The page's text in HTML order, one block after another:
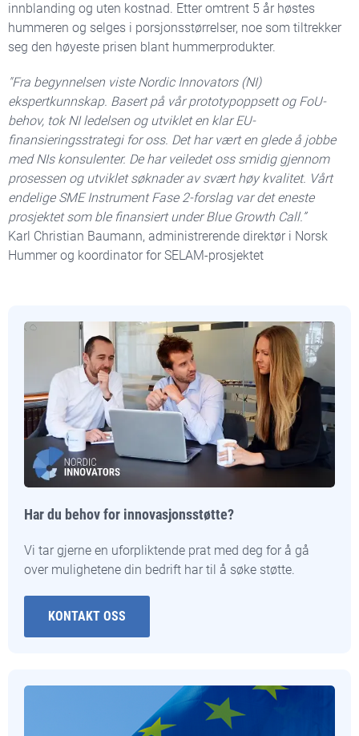
innblanding og uten kostnad. Etter omtrent 5 år høstes
hummeren og selges i porsjonsstørrelser, noe som tiltrekker
seg den høyeste prisen blant hummerprodukter.
"Fra begynnelsen viste Nordic Innovators (NI)
ekspertkunnskap. Basert på vår prototypoppsett og FoU-
behov, tok NI ledelsen og utviklet en klar EU-
finansieringsstrategi for oss. Det har vært en glede å jobbe
med NIs konsulenter. De har veiledet oss smidig gjennom
prosessen og utviklet søknader av svært høy kvalitet. Vårt
endelige SME Instrument Fase 2-forslag var det eneste
prosjektet som ble finansiert under Blue Growth Call.”
Karl Christian Baumann, administrerende direktør i Norsk
Hummer og koordinator for SELAM-prosjektet
Har du behov for innovasjonsstøtte?
Vi tar gjerne en uforpliktende prat med deg for å gå
over mulighetene din bedrift har til å søke støtte.
KONTAKT OSS